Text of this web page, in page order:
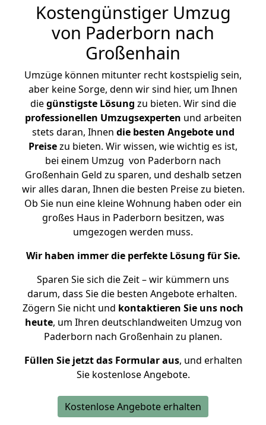
Kostengünstiger Umzug
von Paderborn nach
Großenhain
Umzüge können mitunter recht kostspielig sein,
aber keine Sorge, denn wir sind hier, um Ihnen
diegünstigste Lösung zu bieten. Wir sind die
professionellen Umzugsexperten und arbeiten
stets daran, Ihnen die besten Angebote und
Preisezu bieten. Wir wissen, wie wichtig es ist,
bei einem Umzug von Paderborn nach
Großenhain Geld zu sparen, und deshalb setzen
wir alles daran, Ihnen die besten Preise zu bieten.
Ob Sie nun eine kleine Wohnung haben oder ein
großes Haus in Paderborn besitzen, was
umgezogen werden muss.
Wir haben immer die perfekte Lösung für Sie.
Sparen Sie sich die Zeit – wir kümmern uns
darum, dass Sie die besten Angebote erhalten.
Zögern Sie nicht und kontaktieren Sie uns noch
heute, um Ihren deutschlandweiten Umzug von
Paderborn nach Großenhain zu planen.
Füllen Sie jetzt das Formular aus, und erhalten
Sie kostenlose Angebote.
Kostenlose Angebote erhalten